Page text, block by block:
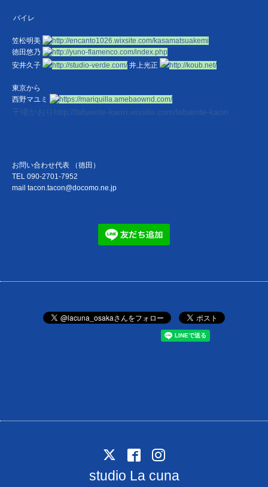
バイレ
笠松明美 http://encanto1026.wixsite.com/kasamatsuakemi
徳田悠乃
http://yuno-flamenco.com/index.php
安井久子
http://studio-verde.com/ 井上光正 http://koub.net/
東京から
西野マユミ
https://mariquilla.amebaownd.com/
干場かおりhttp://lafuente-kaori.wixsite.com/lafuente-kaori
お問い合わせ代表 （徳田）
TEL 090-2701-7952
mail tacon.tacon@docomo.ne.jp
studio La cuna